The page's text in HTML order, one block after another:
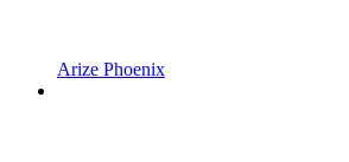
Arize Phoenix